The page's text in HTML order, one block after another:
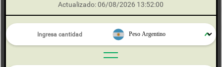
Actualizado: 06/08/2026 13:52:00